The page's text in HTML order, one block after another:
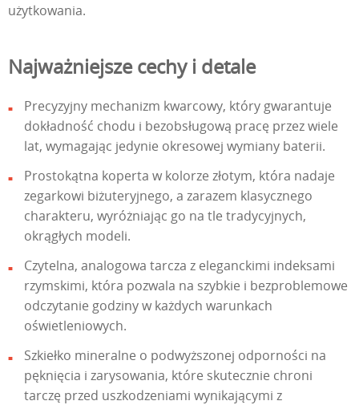
użytkowania.
Najważniejsze cechy i detale
Precyzyjny mechanizm kwarcowy, który gwarantuje
dokładność chodu i bezobsługową pracę przez wiele
lat, wymagając jedynie okresowej wymiany baterii.
Prostokątna koperta w kolorze złotym, która nadaje
zegarkowi biżuteryjnego, a zarazem klasycznego
charakteru, wyróżniając go na tle tradycyjnych,
okrągłych modeli.
Czytelna, analogowa tarcza z eleganckimi indeksami
rzymskimi, która pozwala na szybkie i bezproblemowe
odczytanie godziny w każdych warunkach
oświetleniowych.
Szkiełko mineralne o podwyższonej odporności na
pęknięcia i zarysowania, które skutecznie chroni
tarczę przed uszkodzeniami wynikającymi z